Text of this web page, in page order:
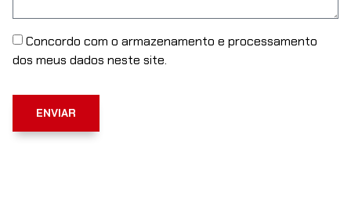
Concordo com o armazenamento e processamento
dos meus dados neste site.
ENVIAR